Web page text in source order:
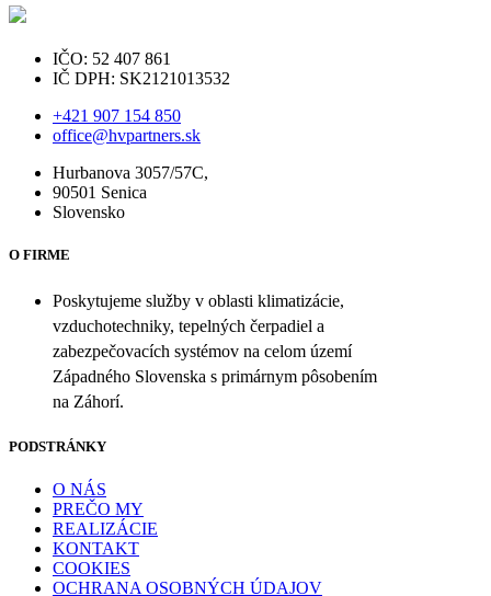
IČO: 52 407 861
IČ DPH: SK2121013532
+421 907 154 850
office@hvpartners.sk
Hurbanova 3057/57C,
90501 Senica
Slovensko
O FIRME
Poskytujeme služby v oblasti klimatizácie,
vzduchotechniky, tepelných čerpadiel a
zabezpečovacích systémov na celom území
Západného Slovenska s primárnym pôsobením
na Záhorí.
PODSTRÁNKY
O NÁS
PREČO MY
REALIZÁCIE
KONTAKT
COOKIES
OCHRANA OSOBNÝCH ÚDAJOV